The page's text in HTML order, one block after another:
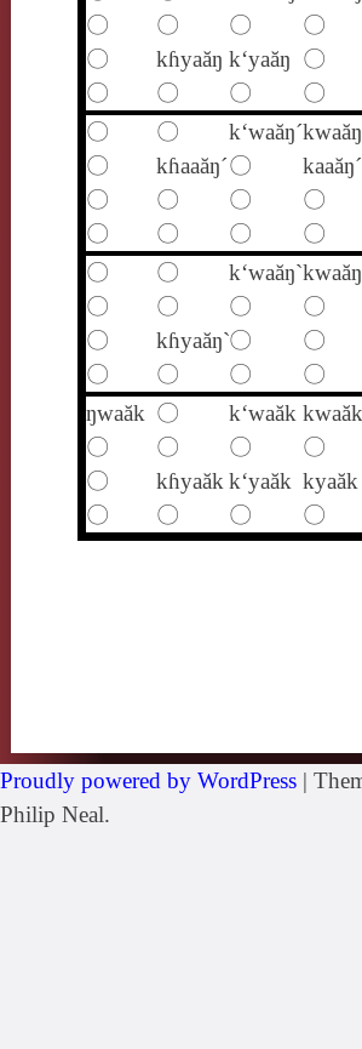
〇
〇 〇 〇
〇
kɦyaăŋ k‘yaăŋ 〇
〇
〇 〇 〇
〇
〇 k‘waăŋ´
〇
kɦaaăŋ´〇 kaaăŋ´
〇
〇 〇 〇
〇
〇 〇 〇
〇
〇 k‘waăŋ`
〇
〇 〇 〇
〇
kɦyaăŋ`〇 〇
〇
〇 〇 〇
ŋwaăk 〇 k‘waăk kwaăk
〇
〇 〇 〇
〇
kɦyaăk k‘yaăk kyaăk
〇
〇 〇 〇
Proudly powered by WordPress |
Philip Neal.